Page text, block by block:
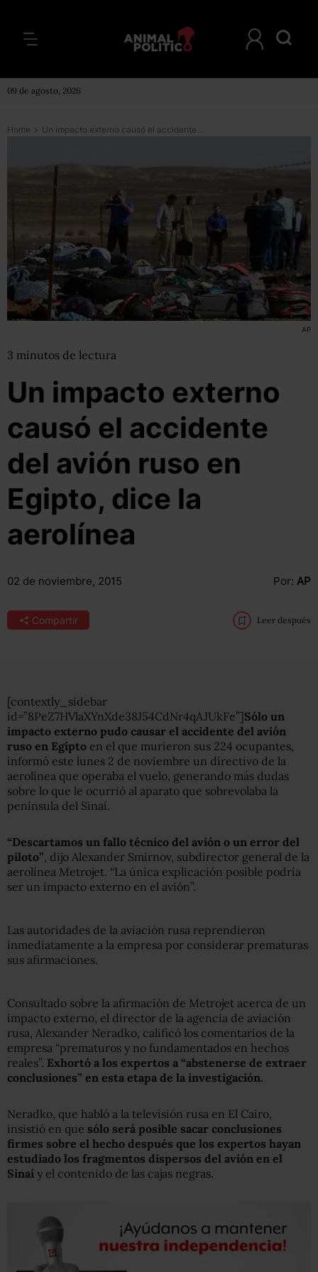
09 de agosto, 2026
Home > Un impacto externo causó el accidente del avión ruso en Egipto, dice la aerolínea
AP
3 minutos de lectura
Un impacto externo
causó el accidente
del avión ruso en
Egipto, dice la
aerolínea
02 de noviembre, 2015 Por: AP
Compartir Leer después
[contextly_sidebar
id=”8PeZ7HVlaXYnXde38J54CdNr4qAJUkFe”]Sólo un
impacto externo pudo causar el accidente del avión
ruso en Egipto en el que murieron sus 224 ocupantes,
informó este lunes 2 de noviembre un directivo de la
aerolínea que operaba el vuelo, generando más dudas
sobre lo que le ocurrió al aparato que sobrevolaba la
península del Sinaí.
“Descartamos un fallo técnico del avión o un error del
piloto”, dijo Alexander Smirnov, subdirector general de la
aerolínea Metrojet. “La única explicación posible podría
ser un impacto externo en el avión”.
Las autoridades de la aviación rusa reprendieron
inmediatamente a la empresa por considerar prematuras
sus afirmaciones.
Consultado sobre la afirmación de Metrojet acerca de un
impacto externo, el director de la agencia de aviación
rusa, Alexander Neradko, calificó los comentarios de la
empresa “prematuros y no fundamentados en hechos
reales”. Exhortó a los expertos a “abstenerse de extraer
conclusiones” en esta etapa de la investigación.
Neradko, que habló a la televisión rusa en El Cairo,
insistió en que sólo será posible sacar conclusiones
firmes sobre el hecho después que los expertos hayan
estudiado los fragmentos dispersos del avión en el
Sinaí y el contenido de las cajas negras.